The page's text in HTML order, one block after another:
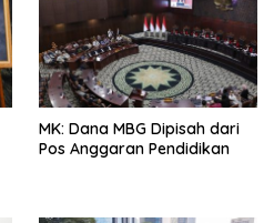
MK: Dana MBG Dipisah dari
Pos Anggaran Pendidikan